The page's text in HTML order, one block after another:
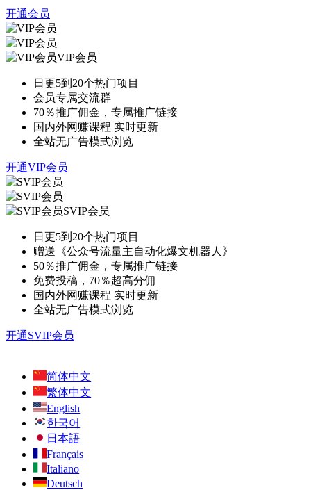
开通会员
VIP会员
日更5到20个热门项目
会员专属交流群
70％推广佣金，专属推广链接
国内外网赚课程 实时更新
全站无广告模式浏览
开通VIP会员
SVIP会员
日更5到20个热门项目
赠送《公众号流量主自动化爆文机器人》
50％推广佣金，专属推广链接
免费投稿，70％超高分佣
国内外网赚课程 实时更新
全站无广告模式浏览
开通SVIP会员
简体中文
繁体中文
English
한국어
日本語
Français
Italiano
Deutsch